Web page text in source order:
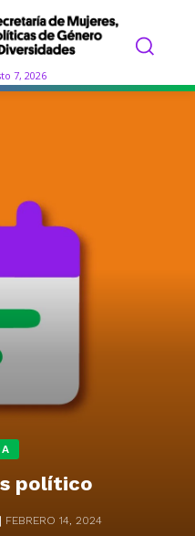
7, 2026
político
FEBRERO 14, 2024